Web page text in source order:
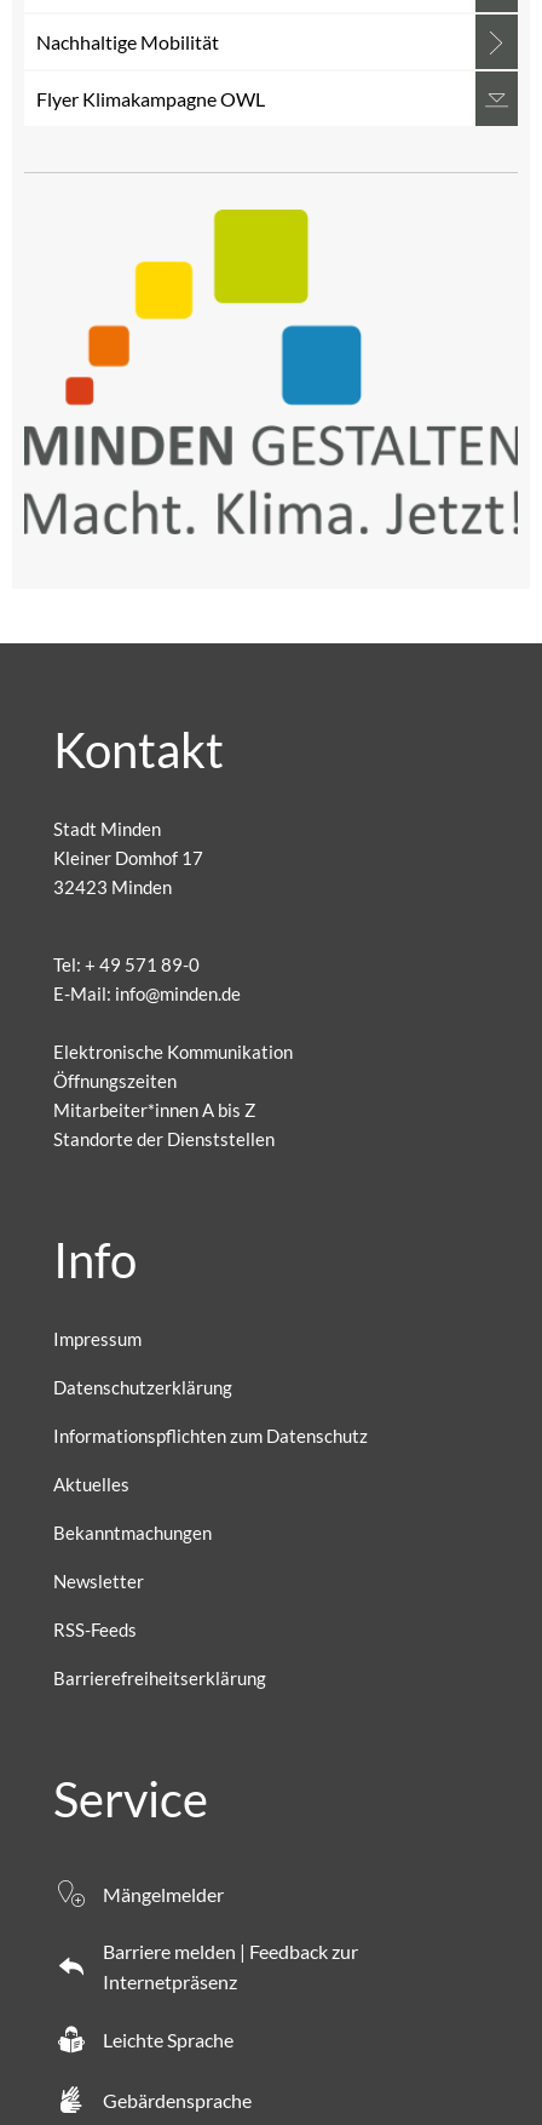
Nachhaltige Mobilität
Flyer Klimakampagne OWL
Kontakt
Stadt Minden
Kleiner Domhof 17
32423 Minden
Tel: + 49 571 89-0
E-Mail: info@minden.de
Elektronische Kommunikation
Öffnungszeiten
Mitarbeiter*innen A bis Z
Standorte der Dienststellen
Info
Impressum
Datenschutzerklärung
Informationspflichten zum Datenschutz
Aktuelles
Bekanntmachungen
Newsletter
RSS-Feeds
Barrierefreiheitserklärung
Service
Mängelmelder
Barriere melden | Feedback zur
Internetpräsenz
Leichte Sprache
Gebärdensprache